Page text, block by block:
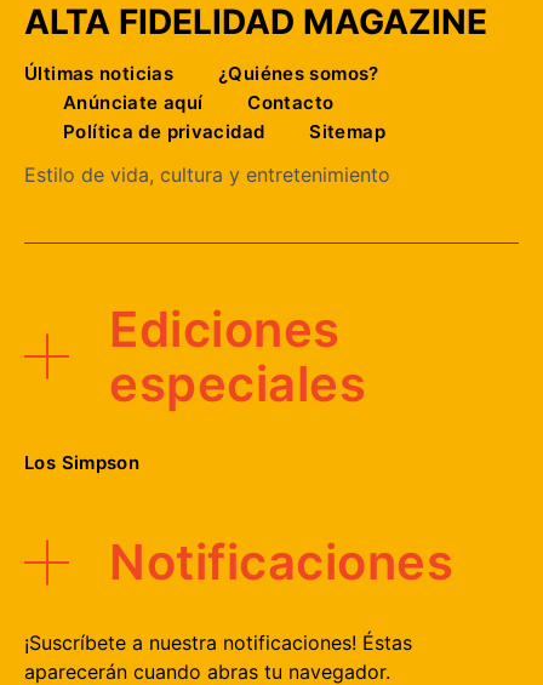
ALTA FIDELIDAD MAGAZINE
Últimas noticias
¿Quiénes somos?
Anúnciate aquí
Contacto
Política de privacidad
Sitemap
Estilo de vida, cultura y entretenimiento
Ediciones
especiales
Los Simpson
Notificaciones
¡Suscríbete a nuestra notificaciones! Éstas
aparecerán cuando abras tu navegador.